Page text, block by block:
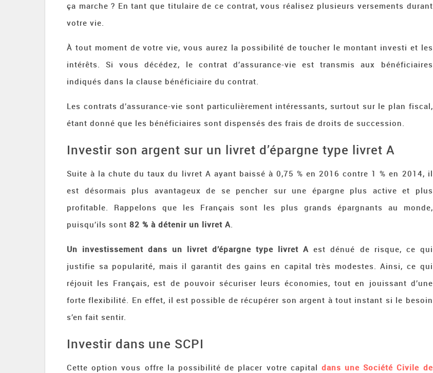
ça marche ? En tant que titulaire de ce contrat, vous réalisez plusieurs versements durant
votre vie.
À tout moment de votre vie, vous aurez la possibilité de toucher le montant investi et les
intérêts. Si vous décédez, le contrat d’assurance-vie est transmis aux bénéficiaires
indiqués dans la clause bénéficiaire du contrat.
Les contrats d’assurance-vie sont particulièrement intéressants, surtout sur le plan fiscal,
étant donné que les bénéficiaires sont dispensés des frais de droits de succession.
Investir son argent sur un livret d’épargne type livret A
Suite à la chute du taux du livret A ayant baissé à 0,75 % en 2016 contre 1 % en 2014, il
est désormais plus avantageux de se pencher sur une épargne plus active et plus
profitable. Rappelons que les Français sont les plus grands épargnants au monde,
puisqu’ils sont 82 % à détenir un livret A.
Un investissement dans un livret d’épargne type livret Aest dénué de risque, ce qui
justifie sa popularité, mais il garantit des gains en capital très modestes. Ainsi, ce qui
réjouit les Français, est de pouvoir sécuriser leurs économies, tout en jouissant d’une
forte flexibilité. En effet, il est possible de récupérer son argent à tout instant si le besoin
s’en fait sentir.
Investir dans une SCPI
Cette option vous offre la possibilité de placer votre capital dans une Société Civile de